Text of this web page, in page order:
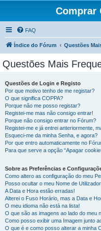
Comprar
FAQ
Índice do Fórum Questões
Questões Mais
Questões de Login e Registo
Por que motivo tenho de me registar?
O que significa COPPA?
Porque não me posso registar?
Registei-me mas não consigo entrar!
Porque não consigo entrar no Fórum?
Registei-me e já entrei anteriormente,
Esqueci-me da minha Senha, e agora?
Por que entro automaticamente no
Para que serve a opção “Apagar
Sobre as Preferências e
Como altero as configuração do meu
Posso ocultar o meu Nome de
A Data e Hora estão erradas!
Alterei o Fuso Horário, mas a Data e
O meu idioma não está na lista!
O que são as imagens ao lado do meu
Como posso exibir uma Imagem junto
O que é e como posso alterar a minha